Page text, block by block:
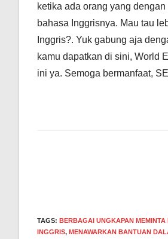
ketika ada orang yang
bahasa Inggrisnya. Mau tau
Inggris?. Yuk gabung aja
kamu dapatkan di sini, World
ini ya. Semoga bermanfaat,
TAGS: BERBAGAI UNGKAPAN MEMINTA
INGGRIS, MENAWARKAN BANTUAN